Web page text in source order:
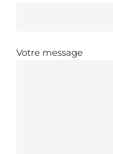
Votre message